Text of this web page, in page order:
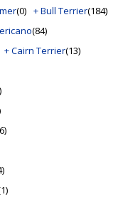
(0) + Bull Terrier(184)
(84)
+ Cairn Terrier(13)